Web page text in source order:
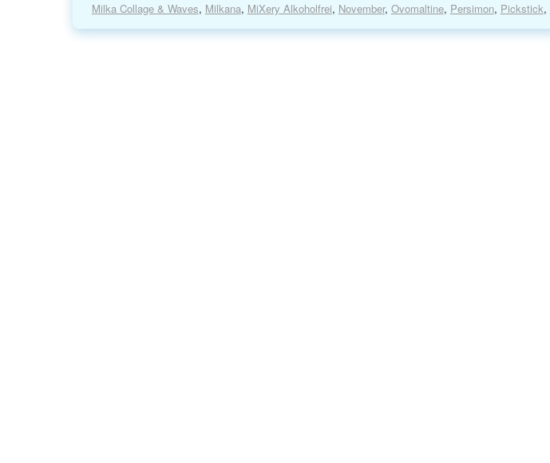
Milka Collage & Waves, Milkana, MiXery Alkoholfrei, November, Ovomaltine, Persimon, Pickstick,